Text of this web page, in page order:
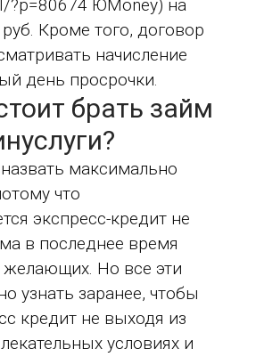
?p=80674 ЮMoney) на
Кроме того, договор
начисление
день просрочки.
брать займ
максимально
что
экспресс-кредит не
в последнее время
Но все эти
узнать заранее, чтобы
кредит не выходя из
условиях и